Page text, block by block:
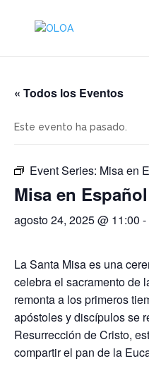
« Todos los Eventos
Este evento ha pasado.
Event Series: Misa en
Misa en
agosto 24, 2025 @ 11:00 -
La Santa Misa es una
celebra el sacramento de
remonta a los primeros
apóstoles y discípulos se
Resurrección de Cristo,
compartir el pan de la